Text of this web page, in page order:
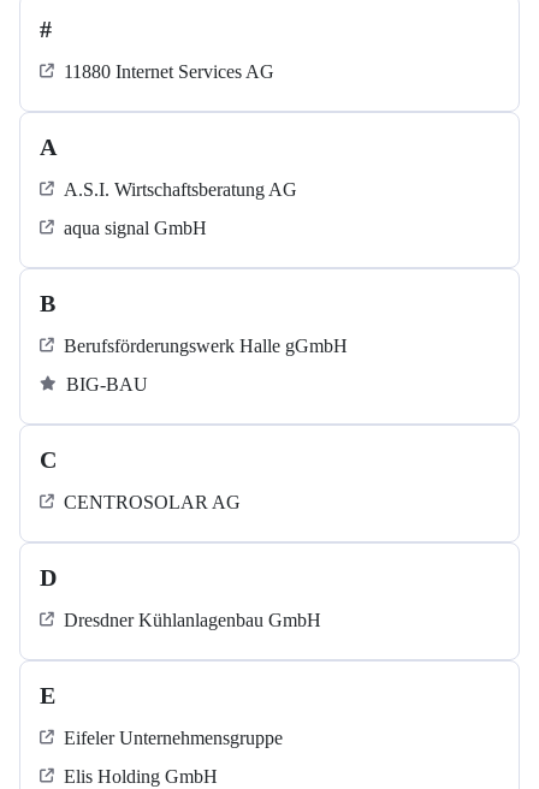
#
11880 Internet Services AG
A
A.S.I. Wirtschaftsberatung AG
aqua signal GmbH
B
Berufsförderungswerk Halle gGmbH
BIG-BAU
C
CENTROSOLAR AG
D
Dresdner Kühlanlagenbau GmbH
E
Eifeler Unternehmensgruppe
Elis Holding GmbH